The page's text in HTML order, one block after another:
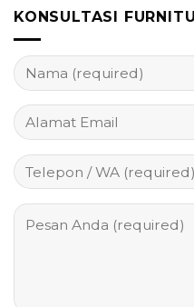
KONSULTASI